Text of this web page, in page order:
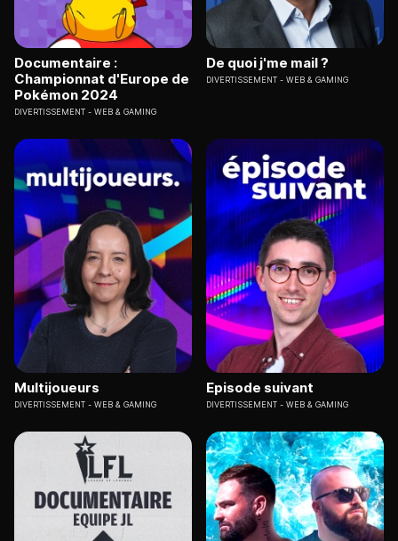
Documentaire :
Championnat d'Europe de
Pokémon 2024
DIVERTISSEMENT WEB & GAMING
De quoi j'me mail ?
DIVERTISSEMENT WEB & GAMING
Multijoueurs
DIVERTISSEMENT WEB & GAMING
Episode suivant
DIVERTISSEMENT WEB & GAMING